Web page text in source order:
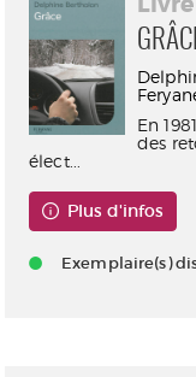
En
des
élect...
Plus d'infos
Exemplaire(s)